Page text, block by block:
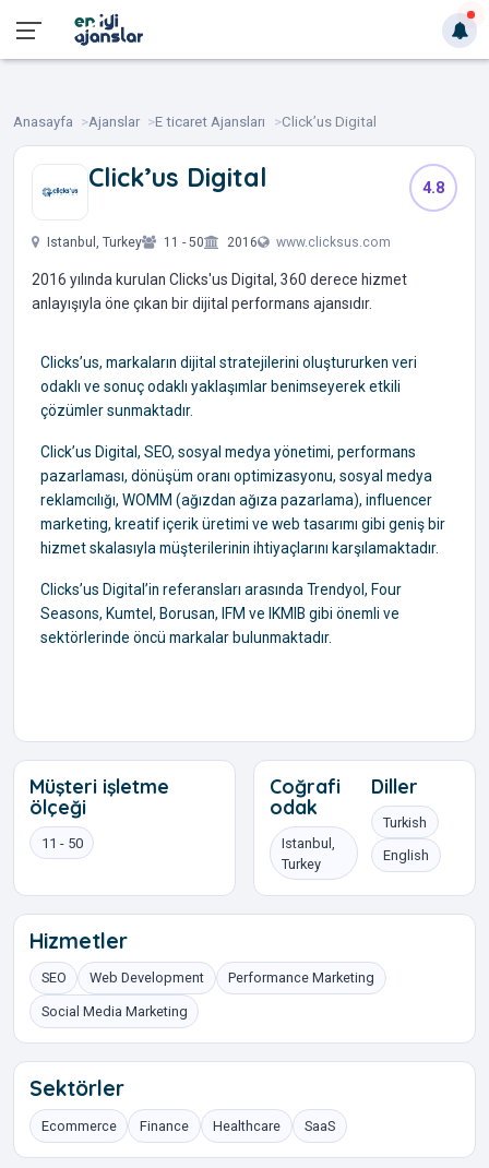
Anasayfa Ajanslar E ticaret Ajansları Click’us Digital
Click’us Digital 4.8
Istanbul, Turkey 11 - 50 2016 www.clicksus.com
2016 yılında kurulan Clicks'us Digital, 360 derece hizmet
anlayışıyla öne çıkan bir dijital performans ajansıdır.
Clicks’us, markaların dijital stratejilerini oluştururken veri
odaklı ve sonuç odaklı yaklaşımlar benimseyerek etkili
çözümler sunmaktadır.
Click’us Digital, SEO, sosyal medya yönetimi, performans
pazarlaması, dönüşüm oranı optimizasyonu, sosyal medya
reklamcılığı, WOMM (ağızdan ağıza pazarlama), influencer
marketing, kreatif içerik üretimi ve web tasarımı gibi geniş bir
hizmet skalasıyla müşterilerinin ihtiyaçlarını karşılamaktadır.
Clicks’us Digital’in referansları arasında Trendyol, Four
Seasons, Kumtel, Borusan, IFM ve IKMIB gibi önemli ve
sektörlerinde öncü markalar bulunmaktadır.
Müşteri işletme
ölçeği
11 - 50
Coğrafi
odak
Istanbul,
Turkey
Diller
Turkish
English
Hizmetler
SEO Web Development Performance Marketing
Social Media Marketing
Sektörler
Ecommerce Finance Healthcare SaaS